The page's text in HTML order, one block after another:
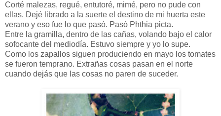
Corté malezas, regué, entutoré, mimé, pero no pude con
ellas. Dejé librado a la suerte el destino de mi huerta este
verano y eso fue lo que pasó. Pasó Phthia picta.
Entre la gramilla, dentro de las cañas, volando bajo el calor
sofocante del mediodía. Estuvo siempre y yo lo supe.
Como los zapallos siguen produciendo en mayo los tomates
se fueron temprano. Extrañas cosas pasan en el norte
cuando dejás que las cosas no paren de suceder.